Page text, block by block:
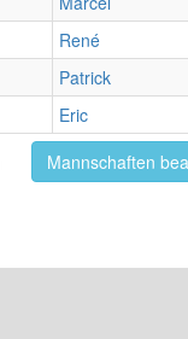
René
Patrick
Eric
Mannschaften